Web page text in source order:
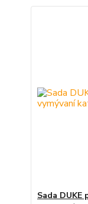
Sada